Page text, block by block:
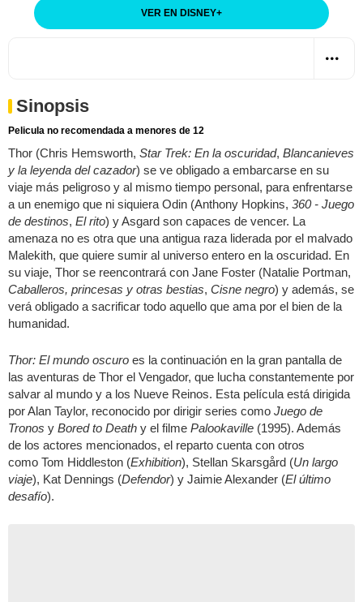
VER EN DISNEY+
Sinopsis
Pelicula no recomendada a menores de 12
Thor (Chris Hemsworth, Star Trek: En la oscuridad, Blancanieves
y la leyenda del cazador) se ve obligado a embarcarse en su
viaje más peligroso y al mismo tiempo personal, para enfrentarse
a un enemigo que ni siquiera Odin (Anthony Hopkins, 360 - Juego
de destinos, El rito) y Asgard son capaces de vencer. La
amenaza no es otra que una antigua raza liderada por el malvado
Malekith, que quiere sumir al universo entero en la oscuridad. En
su viaje, Thor se reencontrará con Jane Foster (Natalie Portman,
Caballeros, princesas y otras bestias, Cisne negro) y además, se
verá obligado a sacrificar todo aquello que ama por el bien de la
humanidad.
Thor: El mundo oscuro es la continuación en la gran pantalla de
las aventuras de Thor el Vengador, que lucha constantemente por
salvar al mundo y a los Nueve Reinos. Esta película está dirigida
por Alan Taylor, reconocido por dirigir series como Juego de
Tronos y Bored to Death y el filme Palookaville (1995). Además
de los actores mencionados, el reparto cuenta con otros
como Tom Hiddleston (Exhibition), Stellan Skarsgård (Un largo
viaje), Kat Dennings (Defendor) y Jaimie Alexander (El último
desafío).